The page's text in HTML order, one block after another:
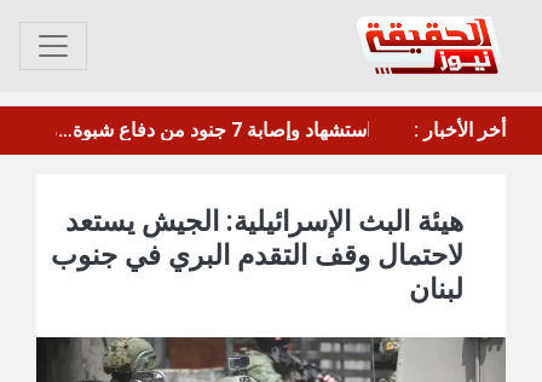
أخر الأخبار : ترامب: أمريكا تحتاج لتعزيز ترسانتها بعد استنزافها بالحرب ضد إيران
هيئة البث الإسرائيلية: الجيش يستعد
لاحتمال وقف التقدم البري في جنوب
لبنان